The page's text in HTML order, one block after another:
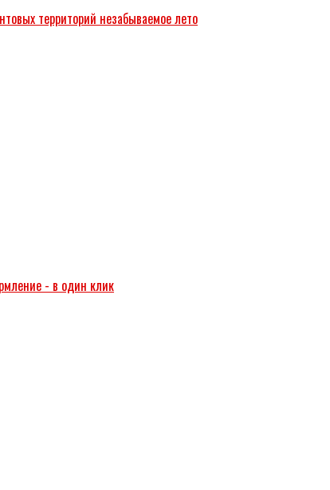
территорий незабываемое лето
- в один клик